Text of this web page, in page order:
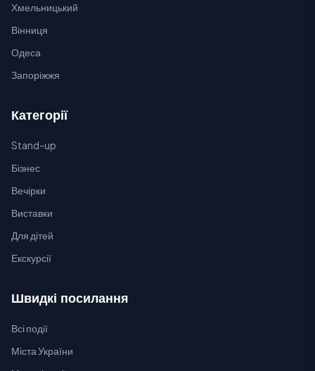
Хмельницький
Вінниця
Одеса
Запоріжжя
Категорії
Stand-up
Бізнес
Вечірки
Виставки
Для дітей
Екскурсії
Швидкі посилання
Всі події
Міста України